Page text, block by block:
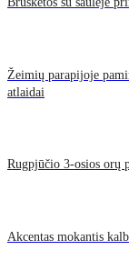
Žeimių parapijoje
atlaidai
Rugpjūčio 3-osios orų
Akcentas mokantis